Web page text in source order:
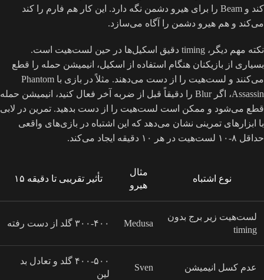
کند و Beam را برای هیرو دشمن نگه دارد. این کار هم فارم را کند
می‌کند و هم هیرو دشمن را آگاه می‌سازد.
نکته مهم دیگر، timing دقیق اسکیل‌ها در حین لست‌هیت است.
بسیاری از بازیکنان هنگام استفاده از اسکیل، انیمیشن حمله را قطع
می‌کنند و لست‌هیت را از دست می‌دهند. مثلاً در بازی با Phantom
Assassin، اگر Blur را دقیقاً قبل از ضربه آخر فعال کنید، انیمیشن حمله
قطع می‌شود و ممکن است لست‌هیت را از دست بدهید. تمرین در لابی
با ابزارهای تمرینی نشان می‌دهد که این اشتباه در بازی‌های واقعی
حداقل ۸-۱۰ لست‌هیت در هر ۱۰ دقیقه ایجاد می‌کند.
نوع اشتباه
مثال
هیرو
تأثیر تقریبی تا دقیقه ۱۵
لست‌هیت زیر برج بدون
timing
Medusa ۳۰۰-۴۰۰ گلد از دست رفته
عدم کسل انیمیشن Sven
۴۰۰-۵۰۰ گلد و تعادل بد
لین